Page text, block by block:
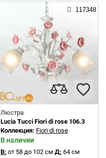
117348
Люстра
Lucia Tucci Fiori di rose 106.3
Коллекция: Fiori di rose
В наличии
В: от 58 до 102 см Д: 64 см